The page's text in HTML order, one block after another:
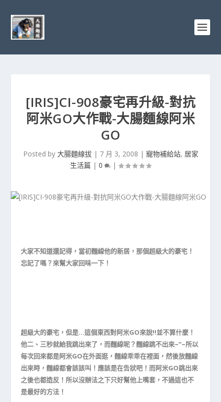
[IRIS]CI-908豪宅再升級-對抗
阿米GO大作戰-大腸麵線阿米
GO
Posted by 大腸麵線拔| 7 月 3, 2008 | 寵物補給站, 居家
生活篇 | 0 |
大家不知道還記得，當初麵線他的新居，那個超級大的豪宅！
忘記了嗎？來幫大家回味一下！
超級大的豪宅，但是…這個東西對阿米GO來說!!並不算什麼！
他二、三秒就給我跳出來了，而麵線呢？麵線跳不出來~”~所以
每次回來都是阿米GO在外面逛，麵線乖乖在裡面，然後放麵線
出來時，麵線都會該該叫！應該是在告狀吧！而阿米GO跳出來
之後也都造反！所以沒辦法之下只好幫他上嘴套，不過這也不
是最好的方法！